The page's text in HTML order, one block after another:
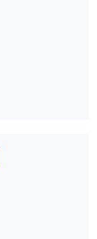
garantir son bon
de refuser ou de